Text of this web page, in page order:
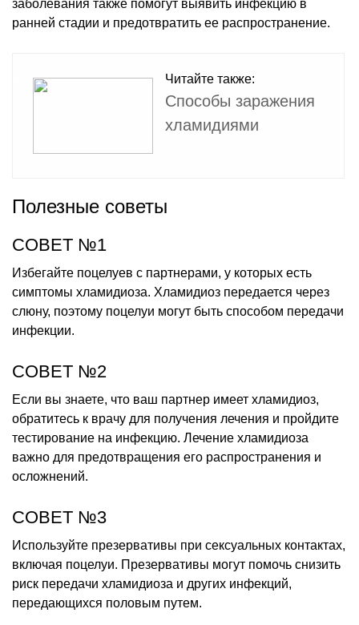
заболевания также помогут выявить инфекцию в
ранней стадии и предотвратить ее распространение.
Читайте также:
Способы заражения
хламидиями
Полезные советы
СОВЕТ №1
Избегайте поцелуев с партнерами, у которых есть
симптомы хламидиоза. Хламидиоз передается через
слюну, поэтому поцелуи могут быть способом передачи
инфекции.
СОВЕТ №2
Если вы знаете, что ваш партнер имеет хламидиоз,
обратитесь к врачу для получения лечения и пройдите
тестирование на инфекцию. Лечение хламидиоза
важно для предотвращения его распространения и
осложнений.
СОВЕТ №3
Используйте презервативы при сексуальных контактах,
включая поцелуи. Презервативы могут помочь снизить
риск передачи хламидиоза и других инфекций,
передающихся половым путем.